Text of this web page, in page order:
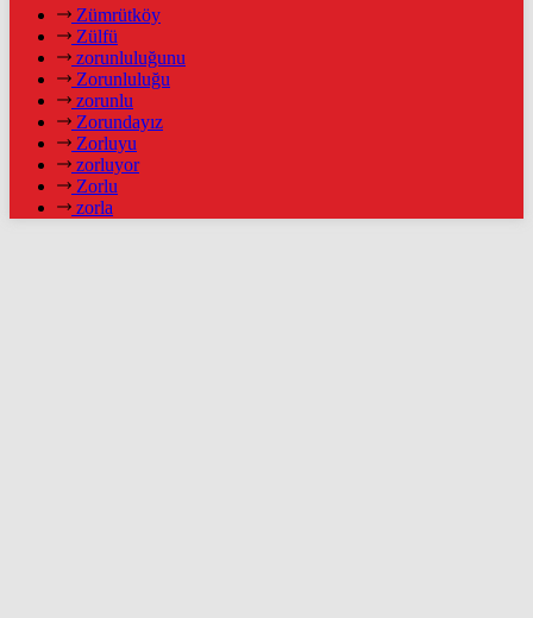
Zümrütköy
Zülfü
zorunluluğunu
Zorunluluğu
zorunlu
Zorundayız
Zorluyu
zorluyor
Zorlu
zorla